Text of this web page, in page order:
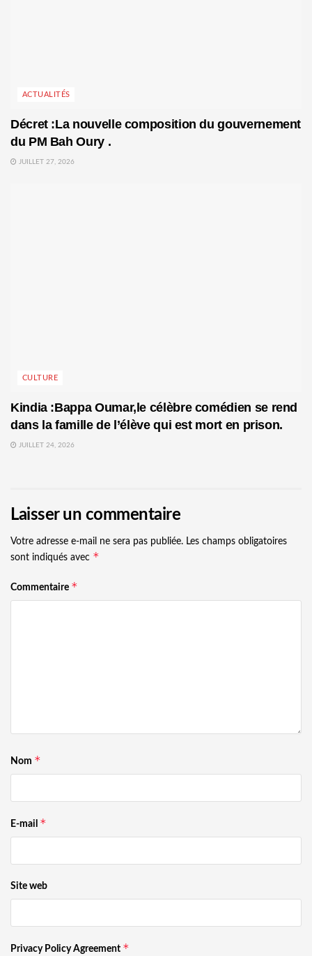
ACTUALITÉS
Décret :La nouvelle composition du gouvernement
du PM Bah Oury .
JUILLET 27, 2026
CULTURE
Kindia :Bappa Oumar,le célèbre comédien se rend
dans la famille de l’élève qui est mort en prison.
JUILLET 24, 2026
Laisser un commentaire
Votre adresse e-mail ne sera pas publiée. Les champs obligatoires
sont indiqués avec *
Commentaire *
Nom *
E-mail *
Site web
Privacy Policy Agreement *